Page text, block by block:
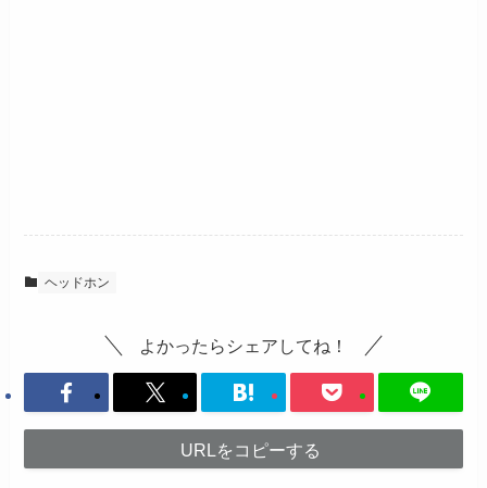
ヘッドホン
よかったらシェアしてね！
URLをコピーする